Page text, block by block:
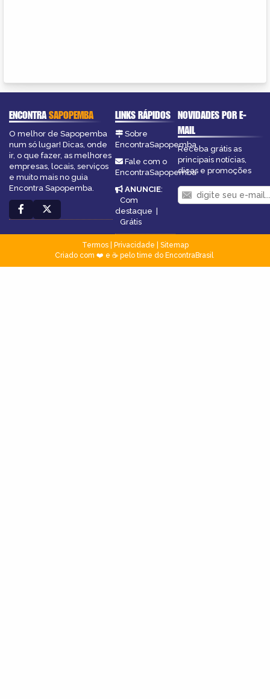
ENCONTRASAPOPEMBA
O melhor de Sapopemba
num só lugar! Dicas, onde
ir, o que fazer, as melhores
empresas, locais, serviços
e muito mais no guia
Encontra Sapopemba.
LINKS RÁPIDOS
Sobre
EncontraSapopemba
Fale com o
EncontraSapopemba
ANUNCIE:
Com
destaque
Grátis
NOVIDADES POR E-
MAIL
Receba grátis as
principais notícias,
dicas e promoções
Termos| Privacidade
Sitemap
Criado com ❤️ e ☕ pelo time do EncontraBrasil